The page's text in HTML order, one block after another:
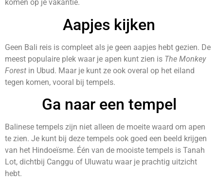
komen op je vakantie.
Aapjes kijken
Geen Bali reis is compleet als je geen aapjes hebt gezien. De
meest populaire plek waar je apen kunt zien is The Monkey
Forest in Ubud. Maar je kunt ze ook overal op het eiland
tegen komen, vooral bij tempels.
Ga naar een tempel
Balinese tempels zijn niet alleen de moeite waard om apen
te zien. Je kunt bij deze tempels ook goed een beeld krijgen
van het Hindoeïsme. Één van de mooiste tempels is Tanah
Lot, dichtbij Canggu of Uluwatu waar je prachtig uitzicht
hebt.